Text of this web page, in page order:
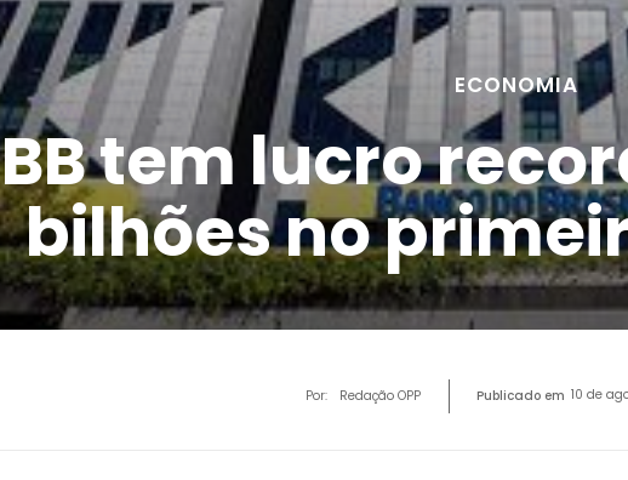
ECONOMIA
BB tem lucro
bilhões no
Por: Redação OPP Publicado em 10 de